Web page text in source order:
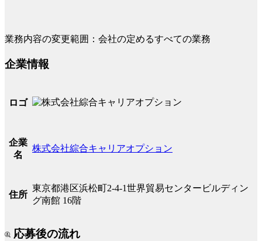
業務内容の変更範囲：会社の定めるすべての業務
企業情報
ロゴ
企業
名
株式会社綜合キャリアオプション
住所
東京都港区浜松町2-4-1世界貿易センタービルディン
グ南館 16階
応募後の流れ